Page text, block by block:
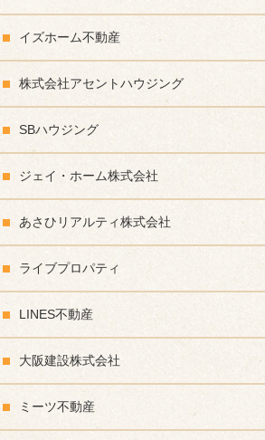
イズホーム不動産
株式会社アセントハウジング
SBハウジング
ジェイ・ホーム株式会社
あさひリアルティ株式会社
ライブプロパティ
LINES不動産
大阪建設株式会社
ミーツ不動産